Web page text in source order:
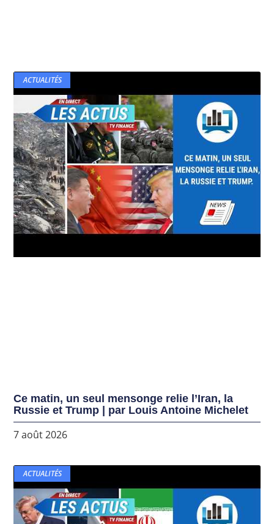
ACTUALITÉS
Ce matin, un seul mensonge relie l’Iran, la
Russie et Trump | par Louis Antoine Michelet
7 août 2026
ACTUALITÉS